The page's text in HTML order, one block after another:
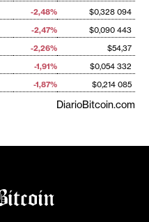
-2,48%
$0,328 094
-2,47%
$0,090 443
-2,26%
$54,37
-1,91%
$0,054 332
-1,87% $0,214 085
DiarioBitcoin.com